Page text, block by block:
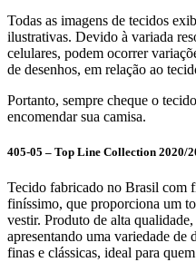
Todas as imagens de tecidos
ilustrativas. Devido à variada
celulares, podem ocorrer
de desenhos, em relação ao
Portanto, sempre cheque o
encomendar sua camisa.
405-05 – Top Line Collection 2020/
Tecido fabricado no Brasil com
finíssimo, que proporciona um
vestir. Produto de alta
apresentando uma variedade de
finas e clássicas, ideal para